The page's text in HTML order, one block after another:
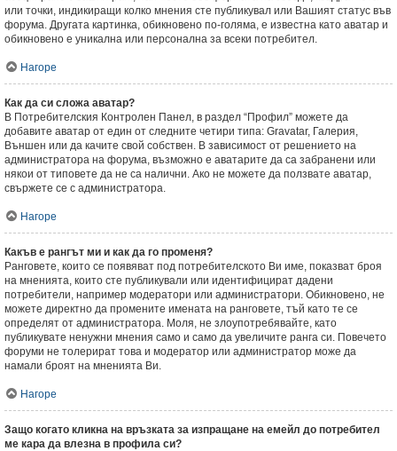
или точки, индикиращи колко мнения сте публикувал или Вашият статус във
форума. Другата картинка, обикновено по-голяма, е известна като аватар и
обикновено е уникална или персонална за всеки потребител.
Нагоре
Как да си сложа аватар?
В Потребителския Контролен Панел, в раздел “Профил” можете да
добавите аватар от един от следните четири типа: Gravatar, Галерия,
Външен или да качите свой собствен. В зависимост от решението на
администратора на форума, възможно е аватарите да са забранени или
някои от типовете да не са налични. Ако не можете да ползвате аватар,
свържете се с администратора.
Нагоре
Какъв е рангът ми и как да го променя?
Ранговете, които се появяват под потребителското Ви име, показват броя
на мненията, които сте публикували или идентифицират дадени
потребители, например модератори или администратори. Обикновено, не
можете директно да промените имената на ранговете, тъй като те се
определят от администратора. Моля, не злоупотребявайте, като
публикувате ненужни мнения само и само да увеличите ранга си. Повечето
форуми не толерират това и модератор или администратор може да
намали броят на мненията Ви.
Нагоре
Защо когато кликна на връзката за изпращане на емейл до потребител
ме кара да влезна в профила си?